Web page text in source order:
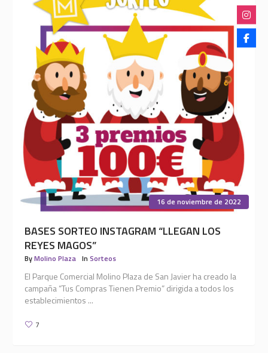
16 de noviembre de 2022
BASES SORTEO INSTAGRAM “LLEGAN LOS
REYES MAGOS”
ByMolino Plaza In Sorteos
El Parque Comercial Molino Plaza de San Javier ha creado la
campaña “Tus Compras Tienen Premio” dirigida a todos los
establecimientos ...
7